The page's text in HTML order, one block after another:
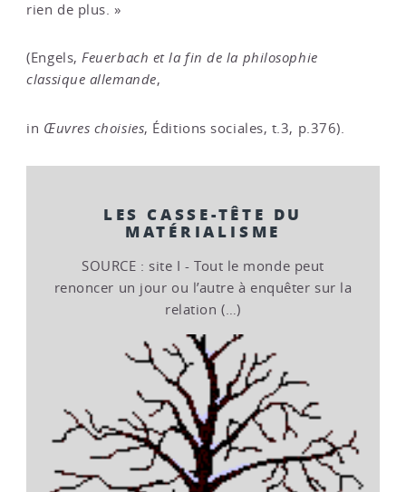
rien de plus. »
(Engels,Feuerbach et la fin de la philosophie
classique allemande,
in Œuvres choisies, Éditions sociales, t.3, p.376).
LES CASSE-TÊTE DU
MATÉRIALISME
SOURCE : site I - Tout le monde peut
renoncer un jour ou l’autre à enquêter sur la
relation (…)